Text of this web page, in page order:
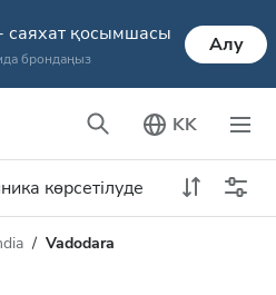
саяхат қосымшасы
брондаңыз
Алу
KK
көрсетілуде
Vadodara